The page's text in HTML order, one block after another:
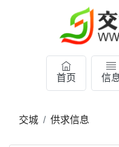
首页 信
交城 供求信息